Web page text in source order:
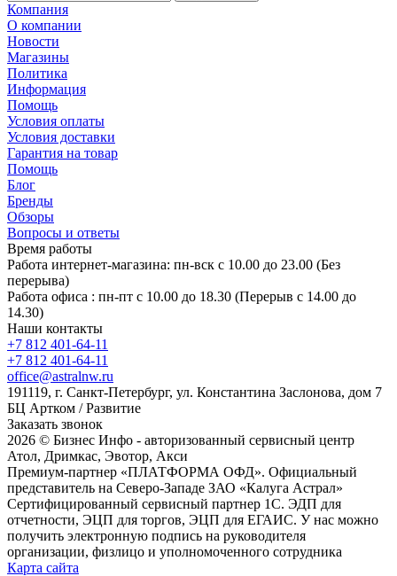
Компания
О компании
Новости
Магазины
Политика
Информация
Помощь
Условия оплаты
Условия доставки
Гарантия на товар
Помощь
Блог
Бренды
Обзоры
Вопросы и ответы
Время работы
Работа интернет-магазина: пн-вск с 10.00 до 23.00 (Без
перерыва)
Работа офиса : пн-пт с 10.00 до 18.30 (Перерыв с 14.00 до
14.30)
Наши контакты
+7 812 401-64-11
+7 812 401-64-11
office@astralnw.ru
191119, г. Санкт-Петербург, ул. Константина Заслонова, дом 7
БЦ Артком / Развитие
Заказать звонок
2026 © Бизнес Инфо - авторизованный сервисный центр
Атол, Дримкас, Эвотор, Акси
Премиум-партнер «ПЛАТФОРМА ОФД». Официальный
представитель на Северо-Западе ЗАО «Калуга Астрал»
Сертифицированный сервисный партнер 1C. ЭДП для
отчетности, ЭЦП для торгов, ЭЦП для ЕГАИС. У нас можно
получить электронную подпись на руководителя
организации, физлицо и уполномоченного сотрудника
Карта сайта